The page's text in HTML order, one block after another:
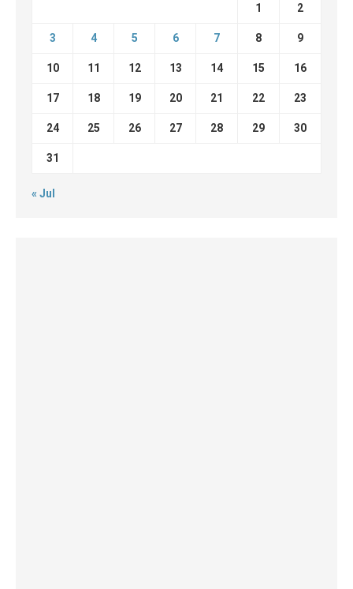
1 2
3 4 5 6 7 8 9
10 11 12 13 14 15 16
17 18 19 20 21 22 23
24 25 26 27 28 29 30
31
« Jul